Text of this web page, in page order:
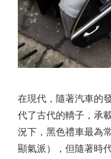
在現代，隨著汽車的
代了古代的轎子，承
況下，黑色禮車最為
顯氣派），但隨著時